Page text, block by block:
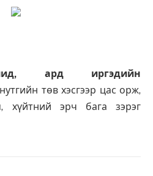
ард иргэдийн
төв хэсгээр цас орж,
хүйтний эрч бага зэрэг